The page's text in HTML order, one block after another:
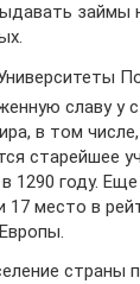
займы
славу у
в том
старейшее
1290 году.
17 место в
страны